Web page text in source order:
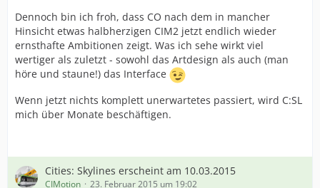
Dennoch bin ich froh, dass CO nach dem in mancher
Hinsicht etwas halbherzigen CIM2 jetzt endlich wieder
ernsthafte Ambitionen zeigt. Was ich sehe wirkt viel
wertiger als zuletzt - sowohl das Artdesign als auch (man
höre und staune!) das Interface
Wenn jetzt nichts komplett unerwartetes passiert, wird C:SL
mich über Monate beschäftigen.
Cities: Skylines erscheint am 10.03.2015
CIMotion 23. Februar 2015 um 19:02